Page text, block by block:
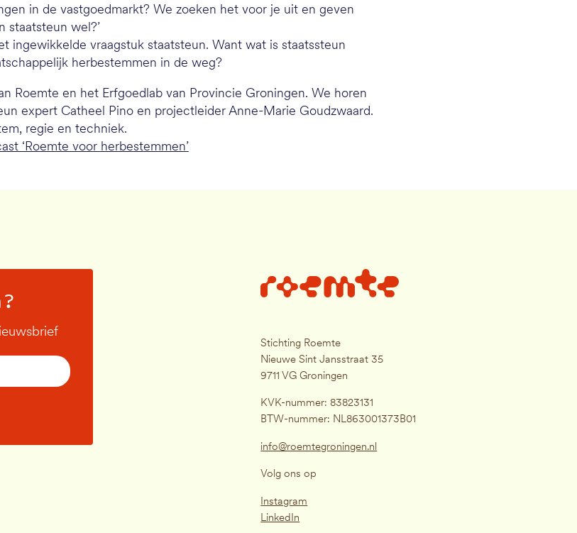
in de vastgoedmarkt? We zoeken het voor je uit en geven
staatsteun wel?’
ingewikkelde vraagstuk staatsteun. Want wat is staatssteun
herbestemmen in de weg?
Roemte en het Erfgoedlab van Provincie Groningen. We horen
expert Catheel Pino en projectleider Anne-Marie Goudzwaard.
regie en techniek.
‘Roemte voor herbestemmen’
Stichting Roemte
Nieuwe Sint Jansstraat 35
9711 VG Groningen
KVK-nummer: 83823131
BTW-nummer: NL863001373B01
info@roemtegroningen.nl
Volg ons op
Instagram
LinkedIn